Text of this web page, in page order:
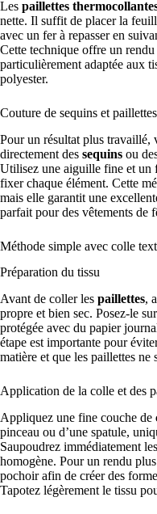
Les paillettes
nette. Il suffit de placer la
avec un fer à repasser en
Cette technique offre un
particulièrement adaptée aux
polyester.
Couture de sequins et paillettes
Pour un résultat plus travaillé,
directement des sequins ou
Utilisez une aiguille fine et un
fixer chaque élément. Cette
mais elle garantit une
parfait pour des vêtements de
Méthode simple avec colle
Préparation du tissu
Avant de coller les paillettes,
propre et bien sec. Posez-le
protégée avec du papier
étape est importante pour
matière et que les paillettes ne
Application de la colle et des
Appliquez une fine couche de
pinceau ou d’une spatule,
Saupoudrez immédiatement
homogène. Pour un rendu
pochoir afin de créer des
Tapotez légèrement le tissu